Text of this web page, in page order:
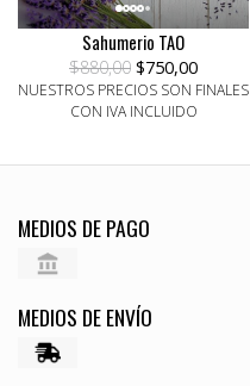
Sahumerio TAO
$880,00 $750,00
NUESTROS PRECIOS SON FINALES
CON IVA INCLUIDO
MEDIOS DE PAGO
MEDIOS DE ENVÍO